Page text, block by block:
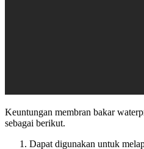
Keuntungan membran bakar
sebagai berikut.
Dapat digunakan untuk